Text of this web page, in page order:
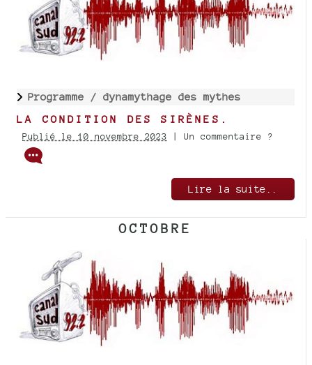
Programme / dynamythage des mythes
LA CONDITION DES SIRÈNES.
Publié le 10 novembre 2023 | Un commentaire ?
Lire la suite..
OCTOBRE